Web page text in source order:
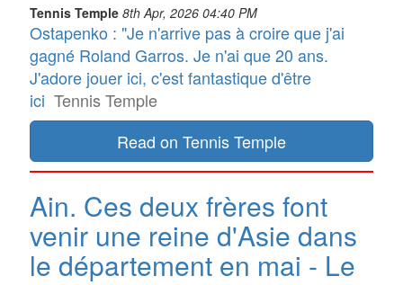
Tennis Temple 8th Apr, 2026 04:40 PM
Ostapenko : "Je n'arrive pas à croire que j'ai
gagné Roland Garros. Je n'ai que 20 ans.
J'adore jouer ici, c'est fantastique d'être
ici Tennis Temple
Read on Tennis Temple
Ain. Ces deux frères font
venir une reine d'Asie dans
le département en mai - Le